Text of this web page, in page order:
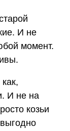
И не
момент.
И не на
козьи